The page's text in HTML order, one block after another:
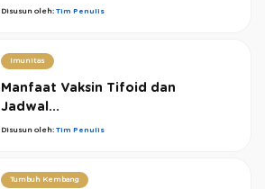
Disusun oleh: Tim Penulis
Imunitas
Manfaat Vaksin Tifoid dan
Jadwal...
Disusun oleh: Tim Penulis
Tumbuh Kembang